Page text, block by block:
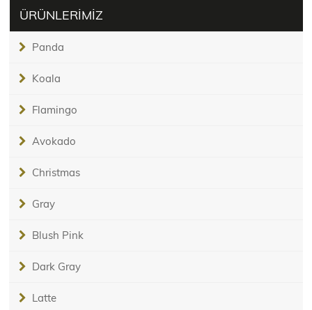
ÜRÜNLERİMİZ
Panda
Koala
Flamingo
Avokado
Christmas
Gray
Blush Pink
Dark Gray
Latte